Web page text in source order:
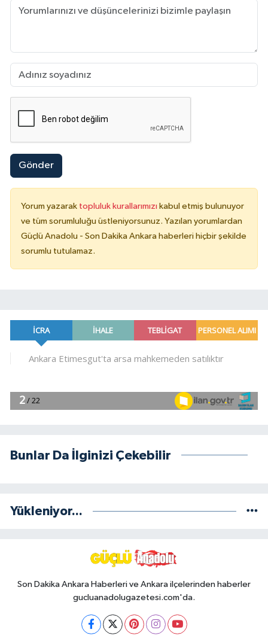
Gönder
Yorum yazarak topluluk kurallarımızı kabul etmiş bulunuyor
ve tüm sorumluluğu üstleniyorsunuz. Yazılan yorumlardan
Güçlü Anadolu - Son Dakika Ankara haberleri hiçbir şekilde
sorumlu tutulamaz.
Bunlar Da İlginizi Çekebilir
Yükleniyor...
Son Dakika Ankara Haberleri ve Ankara ilçelerinden haberler
gucluanadolugazetesi.com'da.